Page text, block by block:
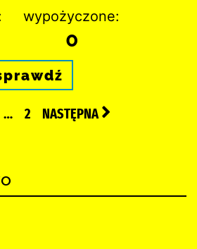
wypożyczone:
0
… 2 NASTĘPNA